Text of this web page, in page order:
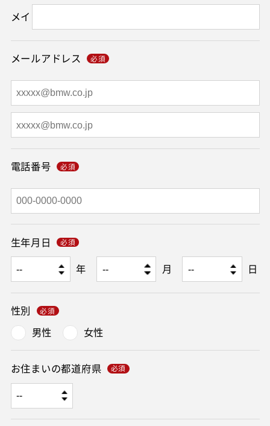
メイ
メールアドレス
電話番号
生年月日
年
月 日
性別
男性
女性
お住まいの都道府県